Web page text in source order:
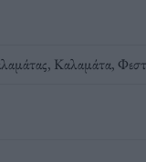
, Καλαμάτα,